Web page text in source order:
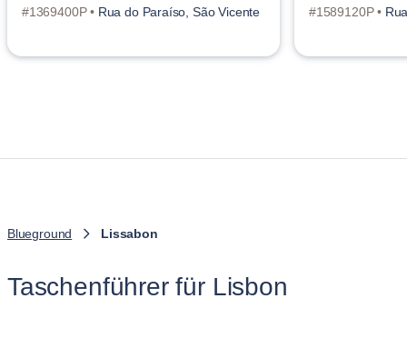
#1369400P • Rua do Paraíso, São Vicente
#1589120P •
Blueground Lissabon
Taschenführer für Lisbon